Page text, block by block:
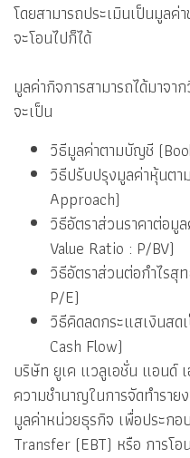
โดยสามารถประเมินเป็นมูล
จะโอนไปก็ได้
มูลค่ากิจการสามารถได้มาจา
จะเป็น
วิธีมูลค่าตามบัญชี
วิธีปรับปรุงมูลค่าหุ้นต
Approach)
วิธีอัตราส่วนราคาต่อ
Value Ratio : P/BV)
วิธีอัตราส่วนต่อกำไร
P/E)
วิธีคิดลดกระแสเงินส
Cash Flow)
บริษัท ยูเค แวลูเอชั่น แอนด์
ความชำนาญในการจัดทำราย
มูลค่าหน่วยธุรกิจ เพื่อประก
Transfer (EBT) หรือ การโ